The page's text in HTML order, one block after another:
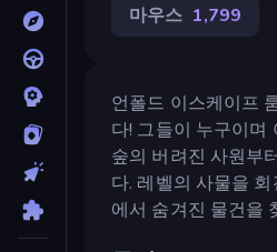
마우스 1,799
언폴드 이스케이프
다! 그들이 누구이며
숲의 버려진 사원부
다. 레벨의 사물을
에서 숨겨진 물건을